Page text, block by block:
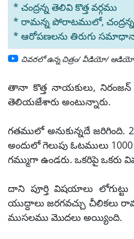
* చంద్రన్న తెలివి కొత్త వర్గము
* రామన్న పోరాటములో, చంద్రన్న
* ఆరోపణలను తిరుగు
చివరలో ఉన్న చిత్రం/ వీడియో/ ఆడియో
తానా కొత్త నాయకులు, నిరంజన్
తెలియజేశారు అంటున్నారు.
గతములో అనుకున్నదే జరిగింది.
అందులో గెలుపు ఓటములు
గమ్ముగా ఉండరు. ఒకరిపై ఒకరు
దాని పూర్తి విషయాలు
యుద్దాలు జరగవచ్చు చీలికలు
ముసలము మొదలు అయ్యింది.